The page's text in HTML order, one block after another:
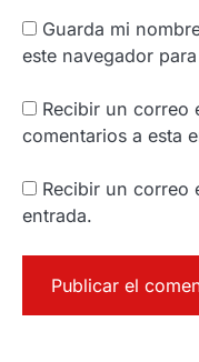
Guarda mi
este navegador
Recibir un correo
comentarios a esta
Recibir un correo
entrada.